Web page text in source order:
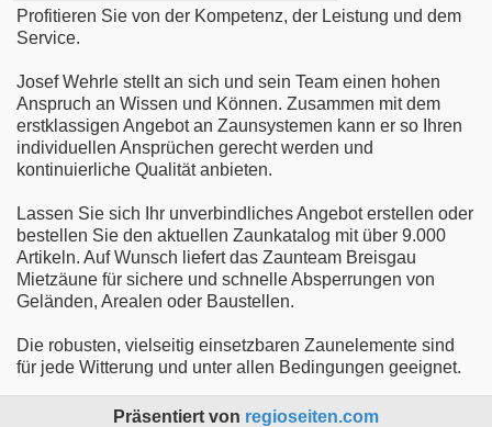
Profitieren Sie von der Kompetenz, der Leistung und dem
Service.
Josef Wehrle stellt an sich und sein Team einen hohen
Anspruch an Wissen und Können. Zusammen mit dem
erstklassigen Angebot an Zaunsystemen kann er so Ihren
individuellen Ansprüchen gerecht werden und
kontinuierliche Qualität anbieten.
Lassen Sie sich Ihr unverbindliches Angebot erstellen oder
bestellen Sie den aktuellen Zaunkatalog mit über 9.000
Artikeln. Auf Wunsch liefert das Zaunteam Breisgau
Mietzäune für sichere und schnelle Absperrungen von
Geländen, Arealen oder Baustellen.
Die robusten, vielseitig einsetzbaren Zaunelemente sind
für jede Witterung und unter allen Bedingungen geeignet.
Präsentiert von regioseiten.com